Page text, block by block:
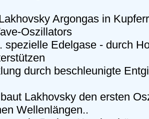
Argongas in
Oszillators
spezielle Edelgase - durch
durch beschleunigte
Lakhovsky den ersten
Wellenlängen..